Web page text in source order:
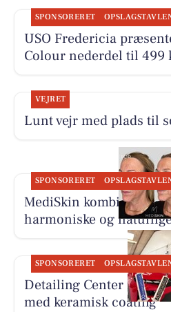
SPONSORERET
USO Fredericia
Colour nederdel til 499
VEJRET
Lunt vejr med plads til
SPONSORERET
MediSkin kombinerer
harmoniske og
SPONSORERET
Detailing Center
med keramisk coating